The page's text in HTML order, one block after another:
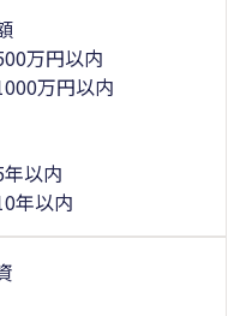
万円以内
万円以内
以内
年以内